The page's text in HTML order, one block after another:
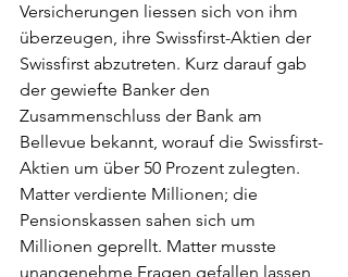
Versicherungen liessen sich von ihm
überzeugen, ihre Swissfirst-Aktien der
Swissfirst abzutreten. Kurz darauf gab
der gewiefte Banker den
Zusammenschluss der Bank am
Bellevue bekannt, worauf die Swissfirst-
Aktien um über 50 Prozent zulegten.
Matter verdiente Millionen; die
Pensionskassen sahen sich um
Millionen geprellt. Matter musste
unangenehme Fragen gefallen lassen